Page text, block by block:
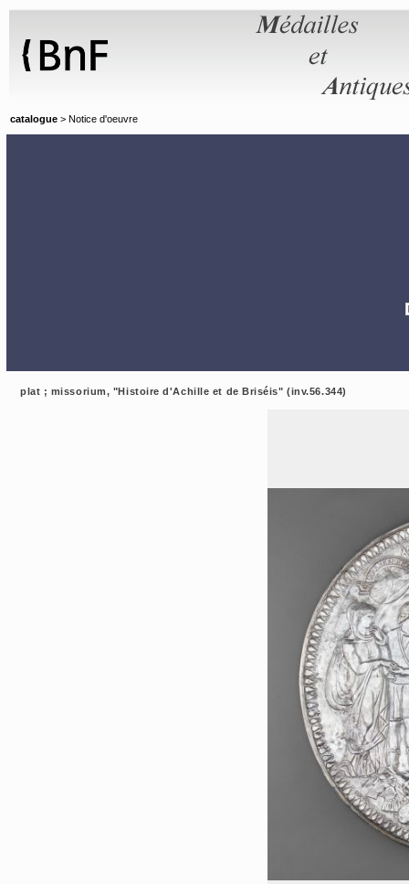
catalogue > Notice d'oeuvre
plat ; missorium, "Histoire d'Achille et de Briséis" (inv.56.344)